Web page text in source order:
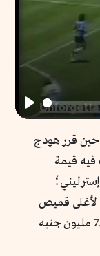
Play
قرر هودج
قيمة
لأغلى قميص
تذكاري حقيقي، وحصل عليه بقيمة 7.14 مليون جنيه